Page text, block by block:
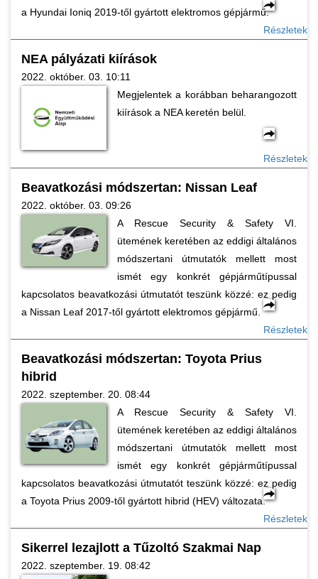
a Hyundai Ioniq 2019-től gyártott elektromos gépjármű.
Részletek
NEA pályázati kiírások
2022. október. 03. 10:11
Megjelentek a korábban beharangozott
kiírások a NEA keretén belül.
Részletek
Beavatkozási módszertan: Nissan Leaf
2022. október. 03. 09:26
A Rescue Security & Safety VI.
ütemének keretében az eddigi általános
módszertani útmutatók mellett most
ismét egy konkrét gépjárműtípussal
kapcsolatos beavatkozási útmutatót teszünk közzé: ez pedig
a Nissan Leaf 2017-től gyártott elektromos gépjármű.
Részletek
Beavatkozási módszertan: Toyota Prius
hibrid
2022. szeptember. 20. 08:44
A Rescue Security & Safety VI.
ütemének keretében az eddigi általános
módszertani útmutatók mellett most
ismét egy konkrét gépjárműtípussal
kapcsolatos beavatkozási útmutatót teszünk közzé: ez pedig
a Toyota Prius 2009-től gyártott hibrid (HEV) változata.
Részletek
Sikerrel lezajlott a Tűzoltó Szakmai Nap
2022. szeptember. 19. 08:42